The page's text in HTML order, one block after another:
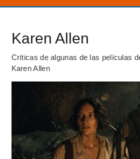
Karen Allen
Críticas de algunas de las películas
Karen Allen